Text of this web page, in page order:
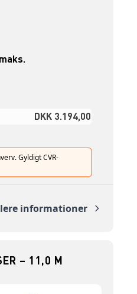
DKK 3.194,00
Gyldigt CVR-
informationer
– 11,0 M